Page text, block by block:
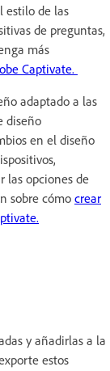
estilo de las
de preguntas,
más
Captivate.
adaptado a las
diseño
en el diseño
las opciones de
sobre cómo crear
y añadirlas a la
estos